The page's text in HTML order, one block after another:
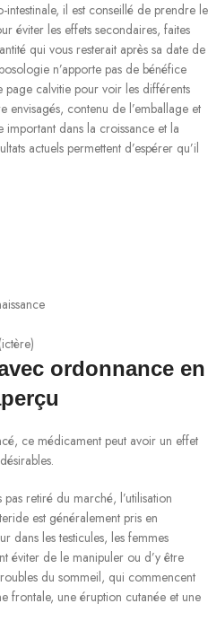
il est conseillé de prendre le
éviter les effets secondaires, faites
qui vous resterait après sa date de
n’apporte pas de bénéfice
page calvitie pour voir les différents
envisagés, contenu de l’emballage et
dans la croissance et la
actuels permettent d’espérer qu’il
ordonnance en
ce médicament peut avoir un effet
retiré du marché, l’utilisation
est généralement pris en
dans les testicules, les femmes
éviter de le manipuler ou d’y être
du sommeil, qui commencent
frontale, une éruption cutanée et une